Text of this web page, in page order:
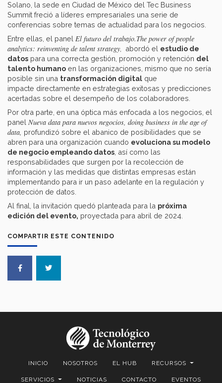
COMPARTIR ESTE CONTENIDO
Solano, la sede en Ciudad de México del Tec Business
Summit freció a líderes empresariales una serie de
conferencias sobre temas de actualidad para los negocios.
Entre ellas, el panel El futuro del trabajo.The power of people
analytics: reinventing de talent strategy , abordó el estudio de
datos para una correcta gestión, promoción y retención del
talento humano en las organizaciones, mismo que no sería
posible sin una transformación digital que
impacte directamente en estrategias exitosas y predicciones
acertadas sobre el desempeño de los colaboradores.
Por otra parte, en una óptica más enfocada a los negocios, el
panel Nueva data para nuevos negocios, doing business in the age of
data, profundizó sobre el abanico de posibilidades que se
abren para una organización cuando evoluciona su modelo
de negocio empleando datos , así como las
responsabilidades que surgen por la recolección de
información y las medidas que distintas empresas están
implementando para ir un paso adelante en la regulación y
protección de datos.
Al final, la invitación quedó planteada para la próxima
edición del evento, proyectada para abril de 2024.
INICIO NOSOTROS EL HUB RECURSOS
SERVICIOS NOTICIAS CONTACTO EVENTOS